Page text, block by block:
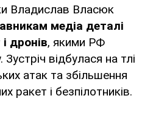
Владислав Власюк
медіа деталі
дронів, якими РФ
Зустріч відбулася на тлі
атак та збільшення
ракет і безпілотників.